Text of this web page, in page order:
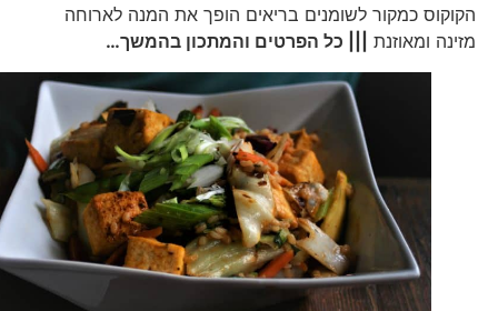
הקוקוס כמקור לשומנים בריאים הופך את המנה לארוחה
מזינה ומאוזנת||| כל הפרטים והמתכון בהמשך…